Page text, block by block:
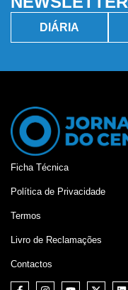
DIÁRIA
Ficha Técnica
Política de Privacidade
Termos
Livro de Reclamações
Contactos